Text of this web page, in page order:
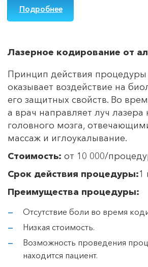
Подробнее
Лазерное кодирование от
Принцип действия процедуры
оказывает воздействие на
его защитных свойств. Во
а врач направляет луч
головного мозга,
массаж и иглоукалывание.
Стоимость: от 10 000/
Срок действия процедуры:1
Преимущества процедуры:
Отсутствие боли во время
Низкая стоимость.
Возможность проведения
находится пациент.